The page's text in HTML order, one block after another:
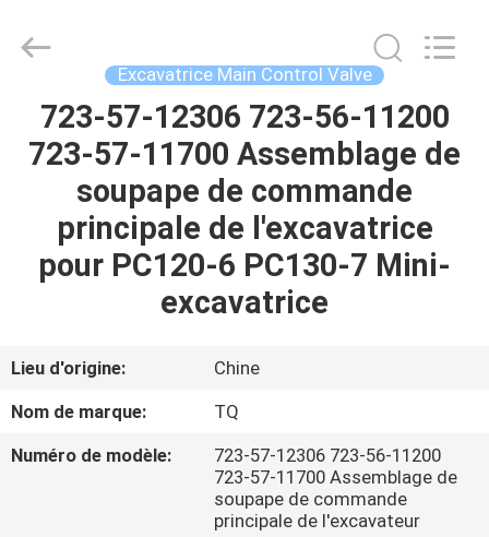
APERÇU
PRODUITS
VIDÉOS
SHOW
PROPOS
Machinery
Reserved.
Excavatrice Main Control Valve
723-57-12306 723-56-11200
723-57-11700 Assemblage de
soupape de commande
principale de l'excavatrice
pour PC120-6 PC130-7 Mini-
excavatrice
Lieu d'origine:
Chine
Nom de marque:
TQ
Numéro de modèle:
723-57-12306 723-56-11200
723-57-11700 Assemblage de
soupape de commande
principale de l'excavateur